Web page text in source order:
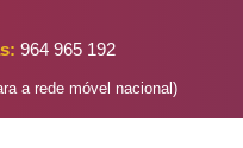
964 965 192
a rede móvel nacional)